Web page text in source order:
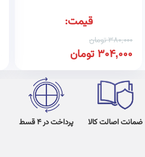
قیمت:
380,000تومان
304,000تومان
ضمانت اصالت کالا پرداخت در 4 قسط